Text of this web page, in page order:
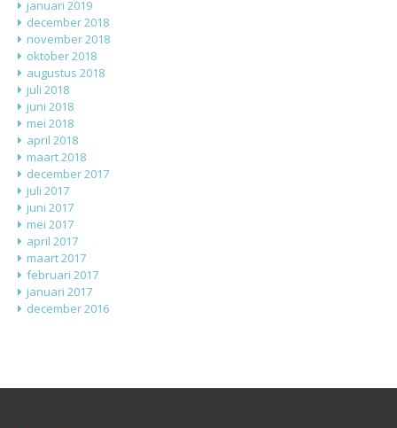
januari 2019
december 2018
november 2018
oktober 2018
augustus 2018
juli 2018
juni 2018
mei 2018
april 2018
maart 2018
december 2017
juli 2017
juni 2017
mei 2017
april 2017
maart 2017
februari 2017
januari 2017
december 2016